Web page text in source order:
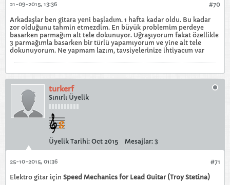
#70
21-09-2015, 13:36
Arkadaşlar ben gitara yeni başladım. 1 hafta kadar oldu. Bu kadar
zor olduğunu tahmin etmezdim. En büyük problemim perdeye
basarken parmağım alt tele dokunuyor. Uğraşıyorum fakat özellikle
3 parmağımla basarken bir türlü yapamıyorum ve yine alt tele
dokunuyorum. Ne yapmam lazım, tavsiyelerinize ihtiyacım var
turkerf
Sınırlı Üyelik
Üyelik Tarihi: Oct 2015 Mesajlar: 3
#71
25-10-2015, 01:36
Elektro gitar için Speed Mechanics for Lead Guitar (Troy Stetina)